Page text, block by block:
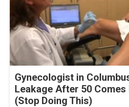
Gynecologist in
Leakage After 50 Comes
(Stop Doing This)